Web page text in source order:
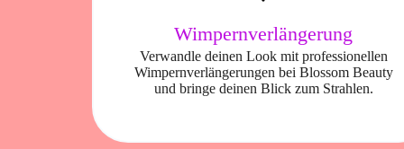
Wimpernverlängerung
Verwandle deinen Look mit professionellen
Wimpernverlängerungen bei Blossom Beauty
und bringe deinen Blick zum Strahlen.